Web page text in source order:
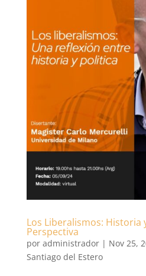
Los Liberalismos: Historia
Perspectiva
por administrador| Nov 25,
Santiago del Estero